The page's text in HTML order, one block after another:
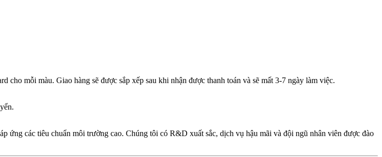
mỗi màu. Giao hàng sẽ được sắp xếp sau khi nhận được thanh toán và sẽ mất 3-7 ngày làm việc.
ứng các tiêu chuẩn môi trường cao. Chúng tôi có R&D xuất sắc, dịch vụ hậu mãi và đội ngũ nhân viên được đào